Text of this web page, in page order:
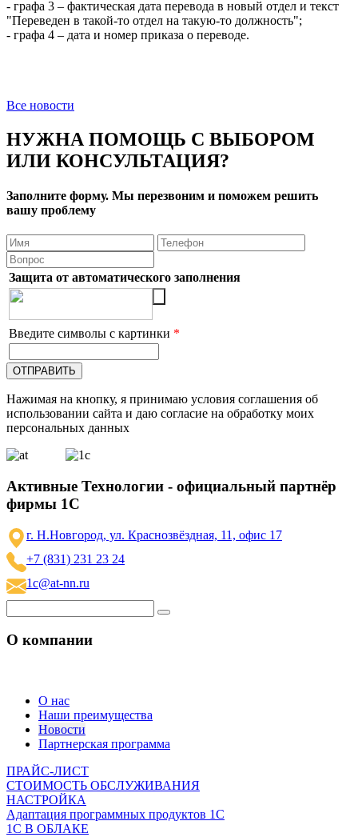
- графа 3 – фактическая дата перевода в новый отдел и текст
"Переведен в такой-то отдел на такую-то должность";
- графа 4 – дата и номер приказа о переводе.
Все новости
НУЖНА ПОМОЩЬ С ВЫБОРОМ
ИЛИ КОНСУЛЬТАЦИЯ?
Заполните форму. Мы перезвоним и поможем решить
вашу проблему
Защита от автоматического заполнения
Введите символы с картинки *
Нажимая на кнопку, я принимаю условия соглашения об
использовании сайта и даю согласие на обработку моих
персональных данных
Активные Технологии - официальный партнёр
фирмы 1С
г. Н.Новгород, ул. Краснозвёздная, 11, офис 17
+7 (831) 231 23 24
1c@at-nn.ru
О компании
О нас
Наши преимущества
Новости
Партнерская программа
ПРАЙС-ЛИСТ
СТОИМОСТЬ ОБСЛУЖИВАНИЯ
НАСТРОЙКА
Адаптация программных продуктов 1С
1С В ОБЛАКЕ